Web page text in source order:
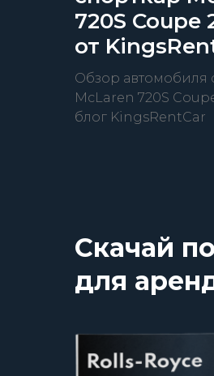
720S Coupe
от
Обзор автомобиля
McLaren 720S
блог KingsRentCar
Скачай
для